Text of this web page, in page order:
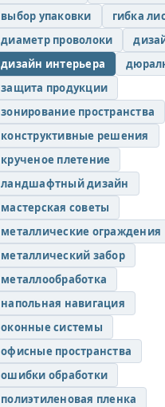
выбор упаковки
гибка
диаметр проволоки
дизайн интерьера
защита продукции
зонирование пространства
конструктивные решения
крученое плетение
ландшафтный дизайн
мастерская советы
металлические ограждения
металлический забор
металлообработка
напольная навигация
оконные системы
офисные пространства
ошибки обработки
полиэтиленовая пленка